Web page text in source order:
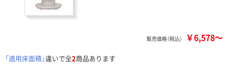
販売価格（税込） ￥6,578～
「適用床面積」違いで全2商品あります